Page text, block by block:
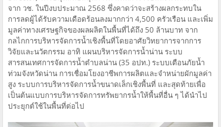
จาก วช. ในปีงบประมาณ 2568 ซึ่งคาดว่าจะสร้างผลกระทบใน
การลดผู้ได้รับความเดือดร้อนลงมากกว่า 4,500 ครัวเรือน และเพิ่ม
มูลค่าทางเศรษฐกิจของผลผลิตในพื้นที่ได้ถึง 50 ล้านบาท จาก
กลไกการบริหารจัดการน้ำเชิงพื้นที่โดยอาศัยวิทยาการจากการ
วิจัยและนวัตกรรม อาทิ แผนบริหารจัดการน้ำน่าน ระบบ
สารสนเทศการจัดการน้ำตำบลน่าน (35 อปท.) ระบบเตือนภัยน้ำ
ท่วมจังหวัดน่าน การเชื่อมโยงอาชีพการผลิตและจำหน่ายผักมูลค่า
สูง ระบบการบริหารจัดการน้ำขนาดเล็กเชิงพื้นที่ และสุดท้ายเพื่อ
เป็นต้นแบบการบริหารจัดการทรัพยากรน้ำให้พื้นที่อื่น ๆ ได้นำไป
ประยุกต์ใช้ในพื้นที่ต่อไป